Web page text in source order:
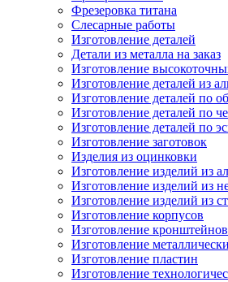
Фрезеровка титана
Слесарные работы
Изготовление деталей
Детали из металла на заказ
Изготовление
Изготовление деталей из
Изготовление деталей по
Изготовление деталей по
Изготовление деталей по
Изготовление заготовок
Изделия из оцинковки
Изготовление изделий из
Изготовление изделий из
Изготовление изделий из
Изготовление корпусов
Изготовление кронштейнов
Изготовление
Изготовление пластин
Изготовление